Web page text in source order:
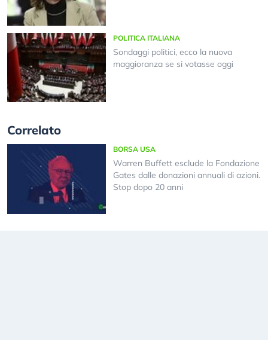
POLITICA ITALIANA
Sondaggi politici, ecco la nuova
maggioranza se si votasse oggi
Correlato
BORSA USA
Warren Buffett esclude la Fondazione
Gates dalle donazioni annuali di azioni.
Stop dopo 20 anni